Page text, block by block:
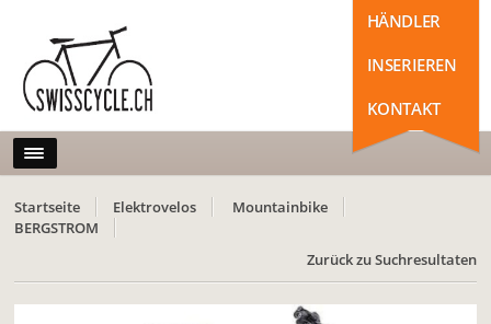
HÄNDLER
INSERIEREN
KONTAKT
Startseite Elektrovelos
Mountainbike
BERGSTROM
Zurück zu Suchresultaten